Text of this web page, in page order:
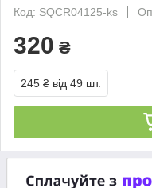
Код: SQCR04125-ks
320 ₴
245 ₴ від 49 шт.